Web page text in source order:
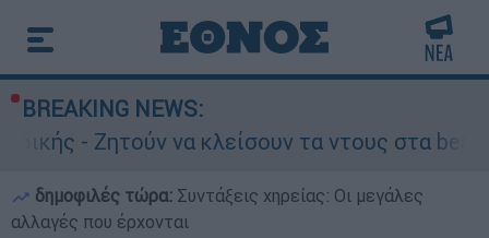
BREAKING NEWS:
Ζητούν να κλείσουν τα ντους στα beach bars
δημοφιλές τώρα: Συντάξεις χηρείας: Οι μεγάλες
αλλαγές που έρχονται